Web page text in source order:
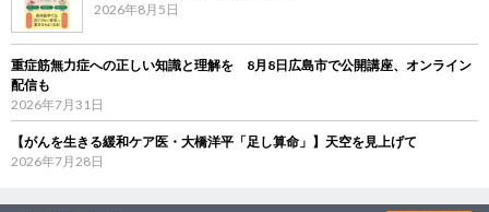
2026年8月5日
重症筋無力症への正しい知識と理解を 8月8日広島市で公開講座、オンライン
配信も
2026年7月31日
【がんを生きる緩和ケア医・大橋洋平「足し算命」】天空を見上げて
2026年7月28日